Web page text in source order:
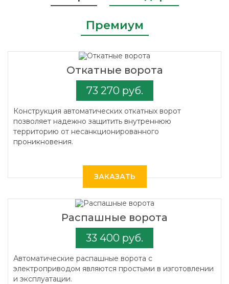
Премиум
Откатные ворота
73 270 руб.
Конструкция автоматических откатных ворот
позволяет надежно защитить внутреннюю
территорию от несанкционированного
проникновения.
ЗАКАЗАТЬ
Распашные ворота
33 400 руб.
Автоматические распашные ворота с
электроприводом являются простыми в изготовлении
и эксплуатации.